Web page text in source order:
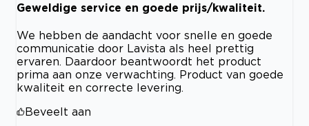
Geweldige service en goede prijs/kwaliteit.
We hebben de aandacht voor snelle en goede
communicatie door Lavista als heel prettig
ervaren. Daardoor beantwoordt het product
prima aan onze verwachting. Product van goede
kwaliteit en correcte levering.
Beveelt aan